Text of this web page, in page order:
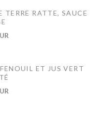
TERRE RATTE, SAUCE
ET JUS VERT